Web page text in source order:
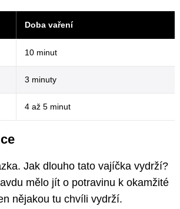
Doba vaření
10 minut
3 minuty
4 až 5 minut
Jak dlouho tato vajíčka vydrží?
mělo jít o potravinu k okamžité
nějakou tu chvíli vydrží.